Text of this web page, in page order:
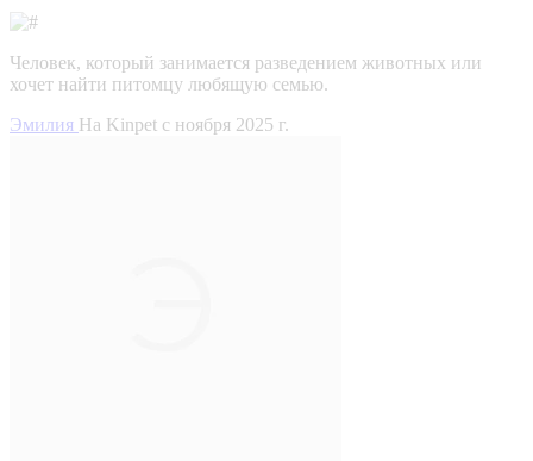
Человек, который занимается разведением животных или
хочет найти питомцу любящую семью.
Эмилия На Kinpet c ноября 2025 г.